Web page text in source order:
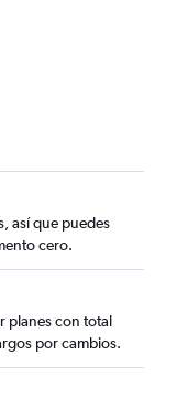
así que puedes
cero.
planes con total
por cambios.